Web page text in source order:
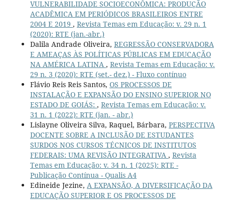
VULNERABILIDADE SOCIOECONÔMICA: PRODUÇÃO
ACADÊMICA EM PERIÓDICOS BRASILEIROS ENTRE
2004 E 2019 , Revista Temas em Educação: v. 29 n. 1
(2020): RTE (jan.-abr.)
Dalila Andrade Oliveira, REGRESSÃO CONSERVADORA
E AMEAÇAS ÀS POLÍTICAS PÚBLICAS EM EDUCAÇÃO
NA AMÉRICA LATINA , Revista Temas em Educação: v.
29 n. 3 (2020): RTE (set.- dez.) - Fluxo contínuo
Flávio Reis Reis Santos, OS PROCESSOS DE
INSTALAÇÃO E EXPANSÃO DO ENSINO SUPERIOR NO
ESTADO DE GOIÁS: , Revista Temas em Educação: v.
31 n. 1 (2022): RTE (jan. - abr.)
Lislayne Oliveira Silva, Raquel, Bárbara, PERSPECTIVA
DOCENTE SOBRE A INCLUSÃO DE ESTUDANTES
SURDOS NOS CURSOS TÉCNICOS DE INSTITUTOS
FEDERAIS: UMA REVISÃO INTEGRATIVA , Revista
Temas em Educação: v. 34 n. 1 (2025): RTE -
Publicação Contínua - Qualis A4
Edineide Jezine, A EXPANSÃO, A DIVERSIFICAÇÃO DA
EDUCAÇÃO SUPERIOR E OS PROCESSOS DE